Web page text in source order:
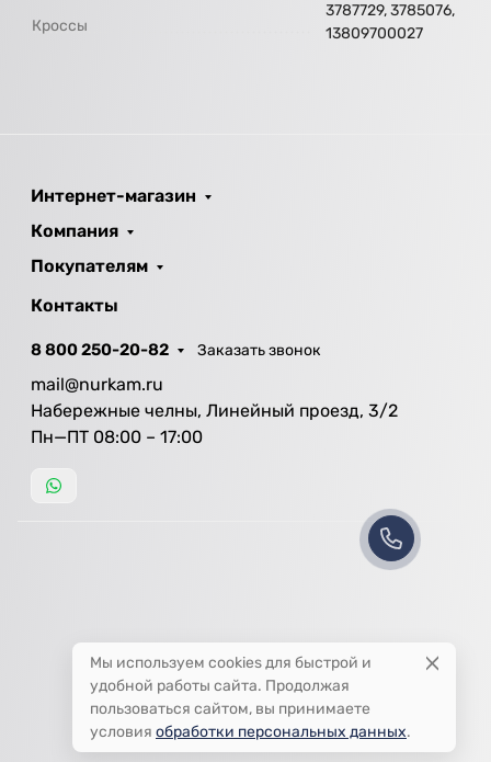
Кроссы
3787729, 3785076,
13809700027
Интернет-магазин
Компания
Покупателям
Контакты
8 800 250-20-82 Заказать звонок
mail@nurkam.ru
Набережные челны, Линейный проезд, 3/2
Пн—ПТ 08:00 – 17:00
Мы используем cookies для быстрой и
удобной работы сайта. Продолжая
пользоваться сайтом, вы принимаете
условия обработки персональных данных.